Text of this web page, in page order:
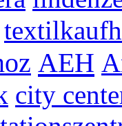
AEH
city